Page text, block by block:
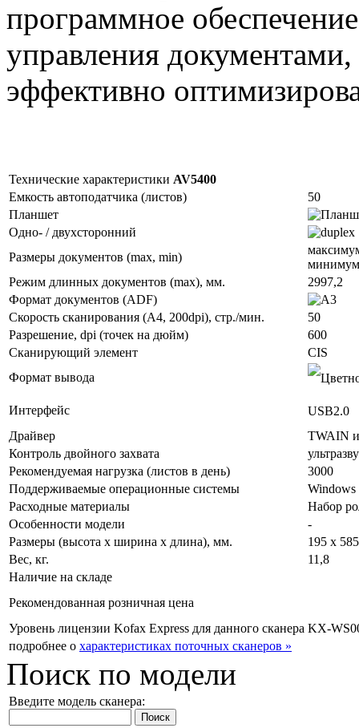
программное
управления
эффективно
Технические характеристики AV5400
Емкость автоподатчика (листов)
50
Планшет
Одно- / двухсторонний
Размеры документов (max, min)
Режим длинных документов (max), мм.
2997,2
Формат документов (ADF)
Скорость сканирования (А4, 200dpi), стр./мин.
50
Разрешение, dpi (точек на дюйм)
600
Сканирующий элемент
CIS
Формат вывода
Интерфейс
USB2.0
Драйвер
TWAIN
Контроль двойного захвата
Рекомендуемая нагрузка (листов в день)
3000
Поддерживаемые операционные системы
Windows
Расходные материалы
Набор
Особенности модели
-
Размеры (высота х ширина х длина), мм.
195 x
Вес, кг.
11,8
Наличие на складе
Рекомендованная розничная цена
Уровень лицензии Kofax Express для данного сканера KX-
подробнее о характеристиках поточных сканеров »
Поиск по модели
Введите модель сканера: